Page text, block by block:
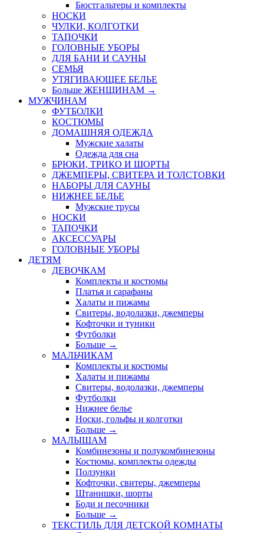
Бюстгальтеры и комплекты
НОСКИ
ЧУЛКИ, КОЛГОТКИ
ТАПОЧКИ
ГОЛОВНЫЕ УБОРЫ
ДЛЯ БАНИ И САУНЫ
СЕМЬЯ
УТЯГИВАЮЩЕЕ БЕЛЬЕ
Больше ЖЕНЩИНАМ →
МУЖЧИНАМ
ФУТБОЛКИ
КОСТЮМЫ
ДОМАШНЯЯ ОДЕЖДА
Мужские халаты
Одежда для сна
БРЮКИ, ТРИКО И ШОРТЫ
ДЖЕМПЕРЫ, СВИТЕРА И ТОЛСТОВКИ
НАБОРЫ ДЛЯ САУНЫ
НИЖНЕЕ БЕЛЬЕ
Мужские трусы
НОСКИ
ТАПОЧКИ
АКСЕССУАРЫ
ГОЛОВНЫЕ УБОРЫ
ДЕТЯМ
ДЕВОЧКАМ
Комплекты и костюмы
Платья и сарафаны
Халаты и пижамы
Свитеры, водолазки, джемперы
Кофточки и туники
Футболки
Больше →
МАЛЬЧИКАМ
Комплекты и костюмы
Халаты и пижамы
Свитеры, водолазки, джемперы
Футболки
Нижнее белье
Носки, гольфы и колготки
Больше →
МАЛЫШАМ
Комбинезоны и полукомбинезоны
Костюмы, комплекты одежды
Ползунки
Кофточки, свитеры, джемперы
Штанишки, шорты
Боди и песочники
Больше →
ТЕКСТИЛЬ ДЛЯ ДЕТСКОЙ КОМНАТЫ